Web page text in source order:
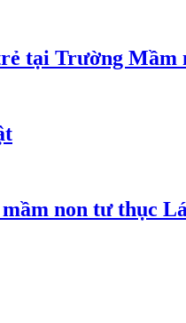
tại Trường Mầm
non tư thục